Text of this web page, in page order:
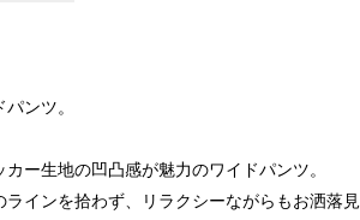
ンツ。
ー生地の凹凸感が魅力のワイドパンツ。
インを拾わず、リラクシーながらもお洒落見